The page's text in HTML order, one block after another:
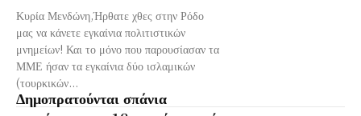
Κυρία Μενδώνη,Ήρθατε χθες στην Ρόδο
μας να κάνετε εγκαίνια πολιτιστικών
μνημείων! Και το μόνο που παρουσίασαν τα
ΜΜΕ ήσαν τα εγκαίνια δύο ισλαμικών
(τουρκικών...
Δημοπρατούνται σπάνια